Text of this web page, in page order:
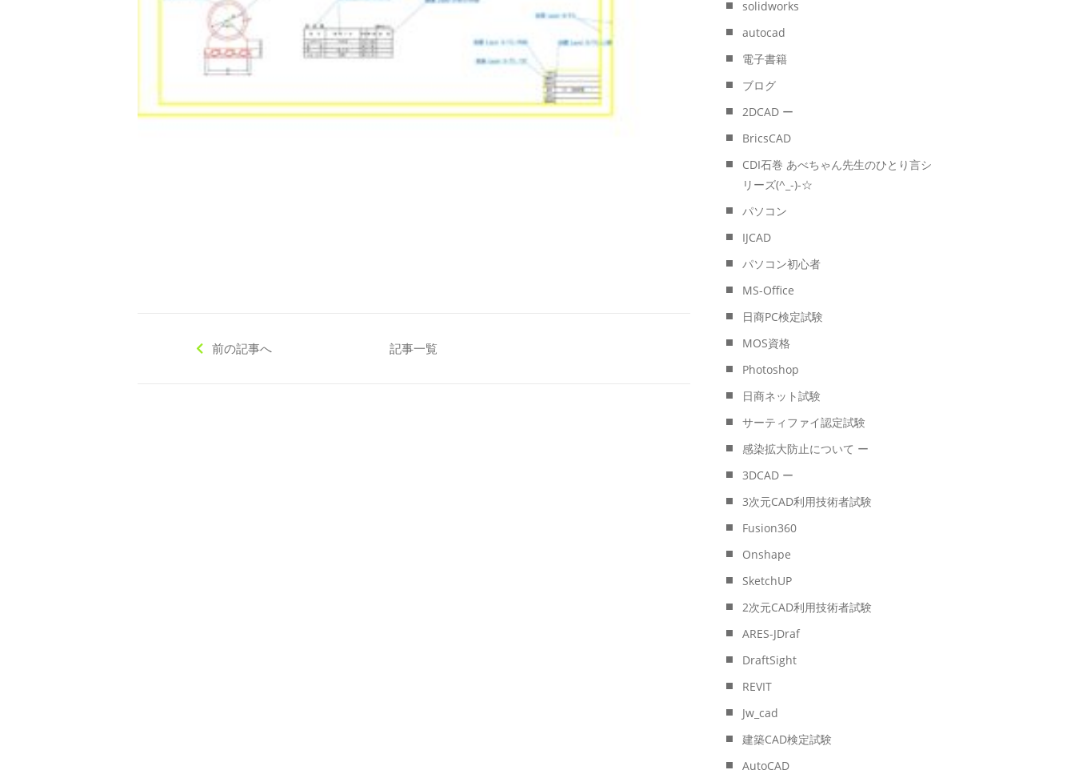
◇ 会社概要
◇ アクセス
前の記事へ 記事一覧
solidworks
autocad
電子書籍
ブログ
2DCAD ー
BricsCAD
CDI石巻 あべちゃん先生のひとり言シ
リーズ(^_-)-☆
パソコン
IJCAD
パソコン初心者
MS-Office
日商PC検定試験
MOS資格
Photoshop
日商ネット試験
サーティファイ認定試験
感染拡大防止について ー
3DCAD ー
3次元CAD利用技術者試験
Fusion360
Onshape
SketchUP
2次元CAD利用技術者試験
ARES-JDraf
DraftSight
REVIT
Jw_cad
建築CAD検定試験
AutoCAD